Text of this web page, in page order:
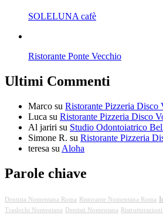
SOLELUNA cafè
Ristorante Ponte Vecchio
Ultimi Commenti
Marco su Ristorante Pizzeria Disco
Luca su Ristorante Pizzeria Disco
Al jariri su Studio Odontoiatrico
Simone R. su Ristorante Pizzeria
teresa su Aloha
Parole chiave
Dentista Nomentana Roma Ristorante Nomentana Roma
Traslochi Nomentana Dentisti Nomentana